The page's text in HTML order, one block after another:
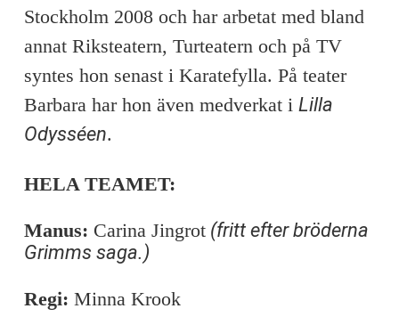
Stockholm 2008 och har arbetat med bland
annat Riksteatern, Turteatern och på TV
syntes hon senast i Karatefylla. På teater
Barbara har hon även medverkat i Lilla
Odysséen.
HELA TEAMET:
Manus: Carina Jingrot(fritt efter bröderna
Grimms saga.)
Regi: Minna Krook